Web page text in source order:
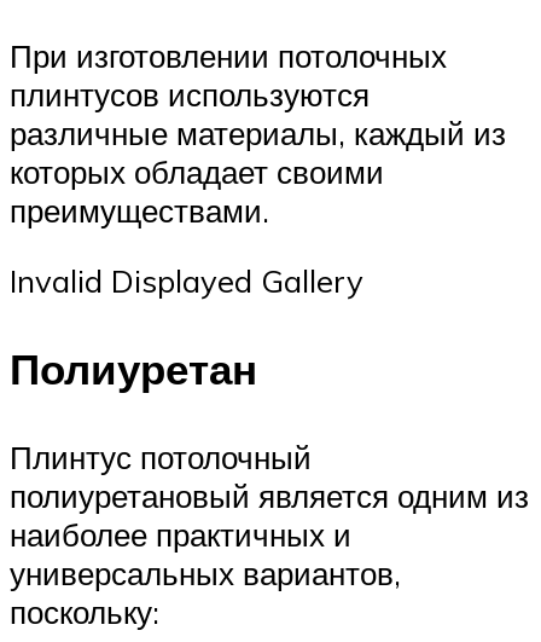
При изготовлении потолочных
плинтусов используются
различные материалы, каждый из
которых обладает своими
преимуществами.
Invalid Displayed Gallery
Полиуретан
Плинтус потолочный
полиуретановый является одним из
наиболее практичных и
универсальных вариантов,
поскольку: